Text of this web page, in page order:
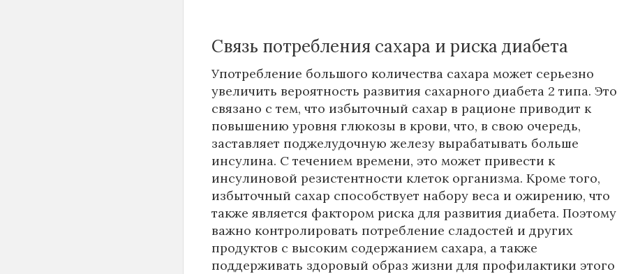
Связь потребления сахара и риска диабета
Употребление большого количества сахара может серьезно
увеличить вероятность развития сахарного диабета 2 типа. Это
связано с тем, что избыточный сахар в рационе приводит к
повышению уровня глюкозы в крови, что, в свою очередь,
заставляет поджелудочную железу вырабатывать больше
инсулина. С течением времени, это может привести к
инсулиновой резистентности клеток организма. Кроме того,
избыточный сахар способствует набору веса и ожирению, что
также является фактором риска для развития диабета. Поэтому
важно контролировать потребление сладостей и других
продуктов с высоким содержанием сахара, а также
поддерживать здоровый образ жизни для профилактики этого